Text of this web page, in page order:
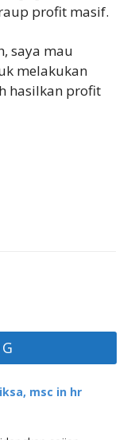
profit masif.
saya mau
melakukan
hasilkan profit
msc in hr